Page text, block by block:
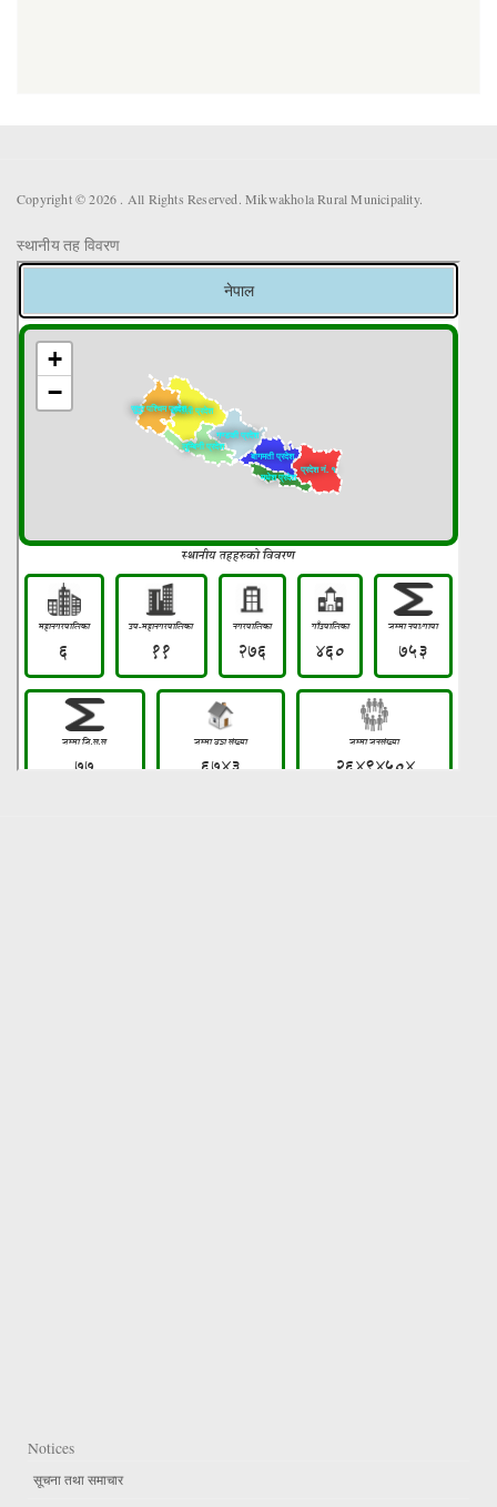
Copyright © 2026 . All Rights Reserved. Mikwakhola Rural Municipality.
स्थानीय तह विवरण
Notices
सूचना तथा समाचार